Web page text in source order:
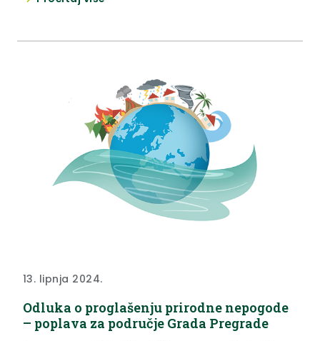
13. lipnja 2024.
Odluka o proglašenju prirodne nepogode
– poplava za područje Grada Pregrade